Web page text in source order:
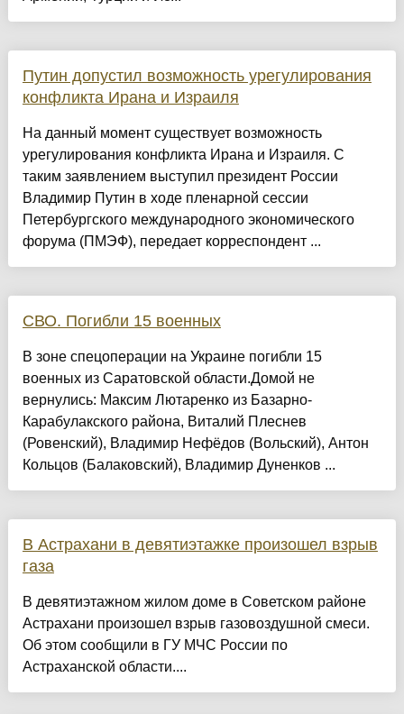
Путин допустил возможность урегулирования
конфликта Ирана и Израиля
На данный момент существует возможность
урегулирования конфликта Ирана и Израиля. С
таким заявлением выступил президент России
Владимир Путин в ходе пленарной сессии
Петербургского международного экономического
форума (ПМЭФ), передает корреспондент ...
СВО. Погибли 15 военных
В зоне спецоперации на Украине погибли 15
военных из Саратовской области.Домой не
вернулись: Максим Лютаренко из Базарно-
Карабулакского района, Виталий Плеснев
(Ровенский), Владимир Нефёдов (Вольский), Антон
Кольцов (Балаковский), Владимир Дуненков ...
В Астрахани в девятиэтажке произошел взрыв
газа
В девятиэтажном жилом доме в Советском районе
Астрахани произошел взрыв газовоздушной смеси.
Об этом сообщили в ГУ МЧС России по
Астраханской области....